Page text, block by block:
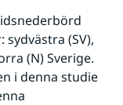
(SV),
(N) Sverige.
i denna studie